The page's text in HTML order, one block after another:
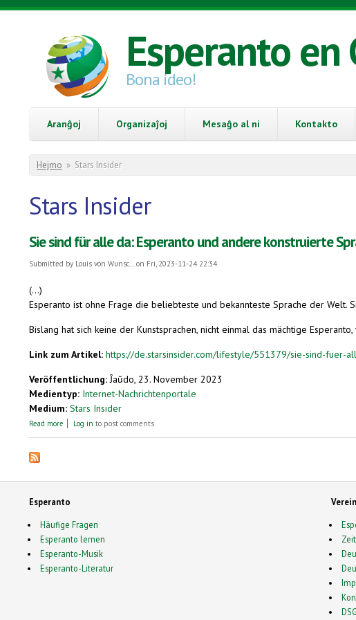
Skip to main content
Esperanto en
Bona ideo!
Aranĝoj Organizaĵoj Mesaĝo al ni Kontakto
You are here
Hejmo » Stars Insider
Stars Insider
Sie sind für alle da: Esperanto und andere konstruierte
Submitted by Louis von Wunsc...on Fri, 2023-11-24 22:34
(...)
Esperanto ist ohne Frage die beliebteste und bekannteste Sprache der Welt.
Bislang hat sich keine der Kunstsprachen, nicht einmal das mächtige
Link zum Artikel: https://de.starsinsider.com/lifestyle/551379/sie-sind-fuer-
Veröffentlichung:Ĵaŭdo, 23. November 2023
Medientyp: Internet-Nachrichtenportale
Medium: Stars Insider
Read more about Sie sind für alle da: Esperanto und andere konstruierte Sprachen
Log in to post comments
Esperanto
Häufige Fragen
Esperanto lernen
Esperanto-Musik
Esperanto-Literatur
Verein